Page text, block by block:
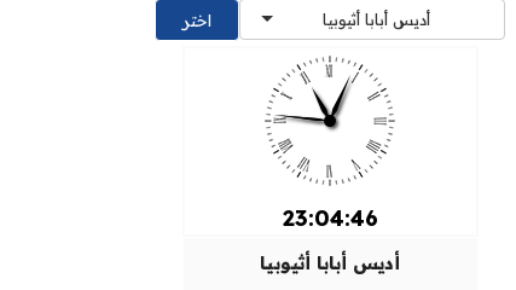
أديس أبابا أثيوبيا
23:04:47
أديس أبابا أثيوبيا